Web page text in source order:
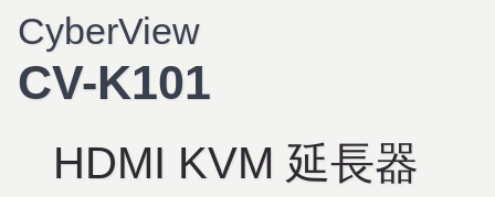
CyberView
CV-K101
HDMI KVM 延長器